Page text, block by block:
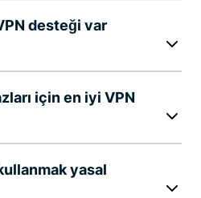
desteği var
için en iyi VPN
yasal